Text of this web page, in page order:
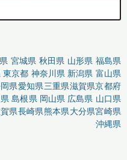
宮城県 秋田県 山形県 福島県
東京都 神奈川県 新潟県 富山県
県愛知県三重県滋賀県京都府
島根県 岡山県 広島県 山口県
県長崎県熊本県大分県宮崎県
沖縄県